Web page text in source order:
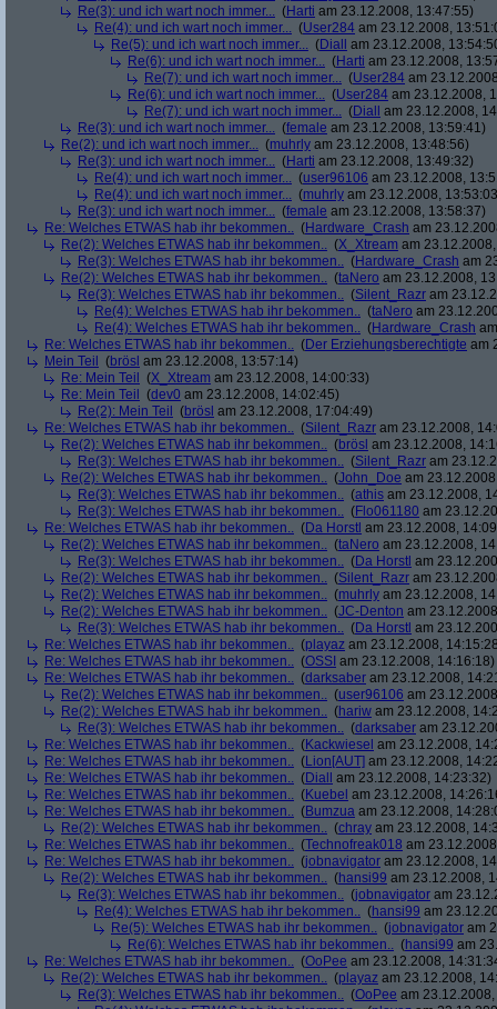
Re(3): und ich wart noch immer... (Harti am 23.12.2008, 13:47:55)
Re(4): und ich wart noch immer... (User284 am 23.12.2008,
Re(5): und ich wart noch immer... (Diall
am 23.12.2008,
Re(6): und ich wart noch immer... (Harti am 23.12.2008,
Re(7): und ich wart noch immer... (User284 am
Re(6): und ich wart noch immer... (User284 am 23.12.2008,
Re(7): und ich wart noch immer... (Diall
am 23.12.2008,
Re(3): und ich wart noch immer... (female am 23.12.2008, 13:59:41)
Re(2): und ich wart noch immer... (muhrly am 23.12.2008, 13:48:56)
Re(3): und ich wart noch immer... (Harti am 23.12.2008, 13:49:32)
Re(4): und ich wart noch immer... (user96106 am 23.12.2008,
Re(4): und ich wart noch immer... (muhrly am 23.12.2008,
Re(3): und ich wart noch immer... (female am 23.12.2008, 13:58:37)
Re: Welches ETWAS hab ihr bekommen.. (Hardware_Crash am
Re(2): Welches ETWAS hab ihr bekommen.. (X_Xtream am
Re(3): Welches ETWAS hab ihr bekommen.. (Hardware_Crash am
Re(2): Welches ETWAS hab ihr bekommen.. (taNero am 23.12.2008,
Re(3): Welches ETWAS hab ihr bekommen.. (Silent_Razr am
Re(4): Welches ETWAS hab ihr bekommen.. (taNero am
Re(4): Welches ETWAS hab ihr bekommen.. (Hardware_Crash
Re: Welches ETWAS hab ihr bekommen.. (Der Erziehungsberechtigte am
Mein Teil
(brösl am 23.12.2008, 13:57:14)
Re: Mein Teil
(X_Xtream am 23.12.2008, 14:00:33)
Re: Mein Teil
(dev0 am 23.12.2008, 14:02:45)
Re(2): Mein Teil
(brösl am 23.12.2008, 17:04:49)
Re: Welches ETWAS hab ihr bekommen.. (Silent_Razr am 23.12.2008,
Re(2): Welches ETWAS hab ihr bekommen.. (brösl am 23.12.2008,
Re(3): Welches ETWAS hab ihr bekommen.. (Silent_Razr am
Re(2): Welches ETWAS hab ihr bekommen.. (John_Doe am
Re(3): Welches ETWAS hab ihr bekommen.. (athis am 23.12.2008,
Re(3): Welches ETWAS hab ihr bekommen.. (Flo061180 am
Re: Welches ETWAS hab ihr bekommen.. (Da Horstl am 23.12.2008,
Re(2): Welches ETWAS hab ihr bekommen.. (taNero am 23.12.2008,
Re(3): Welches ETWAS hab ihr bekommen.. (Da Horstl am
Re(2): Welches ETWAS hab ihr bekommen.. (Silent_Razr am
Re(2): Welches ETWAS hab ihr bekommen.. (muhrly am 23.12.2008,
Re(2): Welches ETWAS hab ihr bekommen.. (JC-Denton am
Re(3): Welches ETWAS hab ihr bekommen.. (Da Horstl am
Re: Welches ETWAS hab ihr bekommen.. (playaz am 23.12.2008,
Re: Welches ETWAS hab ihr bekommen.. (OSSI am 23.12.2008, 14:16:18)
Re: Welches ETWAS hab ihr bekommen.. (darksaber am 23.12.2008,
Re(2): Welches ETWAS hab ihr bekommen.. (user96106 am
Re(2): Welches ETWAS hab ihr bekommen.. (hariw am 23.12.2008,
Re(3): Welches ETWAS hab ihr bekommen.. (darksaber am
Re: Welches ETWAS hab ihr bekommen.. (Kackwiesel am 23.12.2008,
Re: Welches ETWAS hab ihr bekommen.. (Lion[AUT] am 23.12.2008,
Re: Welches ETWAS hab ihr bekommen.. (Diall
am 23.12.2008, 14:23:32)
Re: Welches ETWAS hab ihr bekommen.. (Kuebel am 23.12.2008,
Re: Welches ETWAS hab ihr bekommen.. (Bumzua am 23.12.2008,
Re(2): Welches ETWAS hab ihr bekommen.. (chray am 23.12.2008,
Re: Welches ETWAS hab ihr bekommen.. (Technofreak018 am
Re: Welches ETWAS hab ihr bekommen.. (jobnavigator am 23.12.2008,
Re(2): Welches ETWAS hab ihr bekommen.. (hansi99 am 23.12.2008,
Re(3): Welches ETWAS hab ihr bekommen.. (jobnavigator am
Re(4): Welches ETWAS hab ihr bekommen.. (hansi99 am
Re(5): Welches ETWAS hab ihr bekommen.. (jobnavigator am
Re(6): Welches ETWAS hab ihr bekommen.. (hansi99 am
Re: Welches ETWAS hab ihr bekommen.. (OoPee am 23.12.2008,
Re(2): Welches ETWAS hab ihr bekommen.. (playaz am 23.12.2008,
Re(3): Welches ETWAS hab ihr bekommen.. (OoPee am